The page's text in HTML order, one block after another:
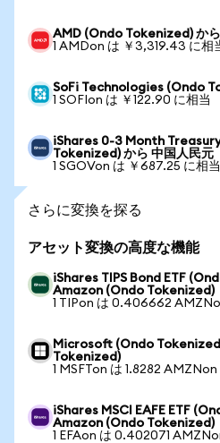
AMD (Ondo Tokenized) か
1 AMDon は ￥3,319.43 に相
SoFi Technologies (Ondo
1 SOFIon は ￥122.90 に相当
iShares 0-3 Month
Tokenized) から 中国人民元
1 SGOVon は ￥687.25 に相当
さらに変換を探る
アセット変換の高度な機能
iShares TIPS Bond ETF
Amazon (Ondo Tokenized)
1 TIPon は 0.406662
Microsoft (Ondo
Tokenized)
1 MSFTon は 1.8282 AMZNon
iShares MSCI EAFE ETF
Amazon (Ondo Tokenized)
1 EFAon は 0.402071